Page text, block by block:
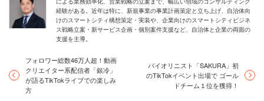
ていただいています。この度は、江津市さんが新たな方策
として、新しい持続可能な交通網を模索されているという
ことをお伺いしまして、オンデマンド交通をご提案させて
いただき、採択いただいたというところです。
経験がある。近年は特に、新規事業の事業計画策定と立ち上げ、自治体向
けのスマートシティ構想策定・実装や、企業向けのスマートシティビジネ
ス戦略立案・新サービス企画・個別案件支援など、自治体と企業の両面の
支援を主導。
フォロワー総数46万人超！動画
クリエイター系配信者「銀冷」
が語るTikTokライブでの楽しみ
方
バイオリニスト「SAKURA」初
のTikTokイベント出場で ゴール
ドチーム１位を獲得！